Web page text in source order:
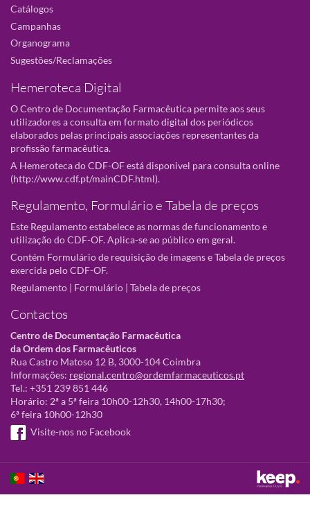
Catálogos
Campanhas
Organograma
Sugestões/Reclamações
Hemeroteca Digital
O Centro de Documentação Farmacêutica permite aos seus
utilizadores a consulta em formato digital dos periódicos
elaborados pelas principais associações representantes da
profissão farmacêutica.
A Hemeroteca do CDF-OF está disponivel para consulta online
(http://www.cdf.pt/mainCDF.html).
Regulamento, Formulário e Tabela de preços
Este Regulamento estabelece as normas de funcionamento e
utilização do CDF-OF. Aplica-se ao público em geral.
Contém Formulário de requisição de imagens e Tabela de preços
exercida pelo CDF-OF.
Regulamento | Formulário | Tabela de preços
Contactos
Centro de Documentação Farmacêutica
da Ordem dos Farmacêuticos
Rua Castro Matoso 12 B, 3000-104 Coimbra
Informações: regional.centro@ordemfarmaceuticos.pt
Tel.: +351 239 851 446
Horário: 2ª a 5ª feira 10h00-12h30, 14h00-17h30;
6ª feira 10h00-12h30
Visite-nos no Facebook